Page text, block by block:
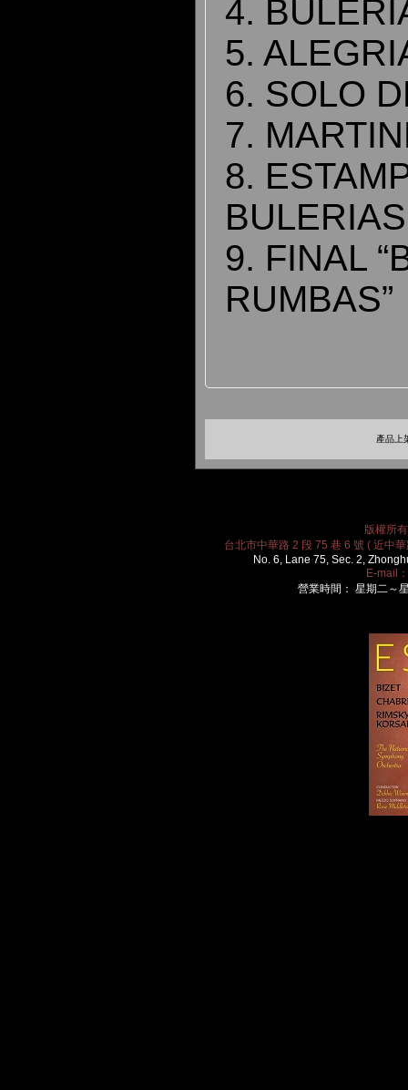
4.
5.
6. SOLO
7.
8.
BULERIAS
9. FINAL
RUMBAS”
產品上
版權所
台北市中華路 2 段 75 巷 6 號 ( 近中
No. 6, Lane 75, Sec. 2,
E-mail：
營業時間： 星期二～